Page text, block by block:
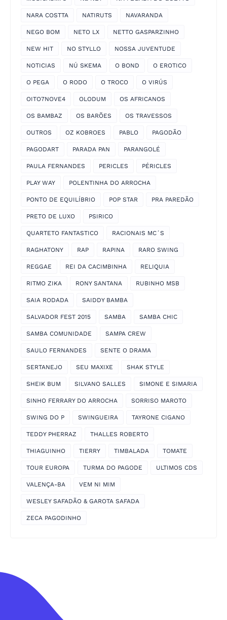
NARA COSTTA NATIRUTS NAVARANDA
NEGO BOM NETO LX NETTO GASPARZINHO
NEW HIT NO STYLLO NOSSA JUVENTUDE
NOTICIAS NÚ SKEMA O BOND O EROTICO
O PEGA O RODO O TROCO O VIRÚS
OITO7NOVE4 OLODUM OS AFRICANOS
OS BAMBAZ OS BARÕES OS TRAVESSOS
OUTROS OZ KOBROES PABLO PAGODÃO
PAGODART PARADA PAN PARANGOLÉ
PAULA FERNANDES PERICLES PÉRICLES
PLAY WAY POLENTINHA DO ARROCHA
PONTO DE EQUILÍBRIO POP STAR PRA PAREDÃO
PRETO DE LUXO PSIRICO
QUARTETO FANTASTICO RACIONAIS MC´S
RAGHATONY RAP RAPINA RARO SWING
REGGAE REI DA CACIMBINHA RELIQUIA
RITMO ZIKA RONY SANTANA RUBINHO MSB
SAIA RODADA SAIDDY BAMBA
SALVADOR FEST 2015 SAMBA SAMBA CHIC
SAMBA COMUNIDADE SAMPA CREW
SAULO FERNANDES SENTE O DRAMA
SERTANEJO SEU MAXIXE SHAK STYLE
SHEIK BUM SILVANO SALLES SIMONE E SIMARIA
SINHO FERRARY DO ARROCHA SORRISO MAROTO
SWING DO P SWINGUEIRA TAYRONE CIGANO
TEDDY PHERRAZ THALLES ROBERTO
THIAGUINHO TIERRY TIMBALADA TOMATE
TOUR EUROPA TURMA DO PAGODE ULTIMOS CDS
VALENÇA-BA VEM NI MIM
WESLEY SAFADÃO & GAROTA SAFADA
ZECA PAGODINHO